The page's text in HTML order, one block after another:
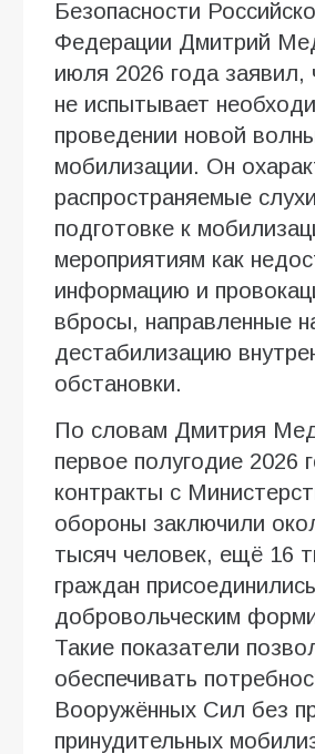
Безопасности
Федерации Дмитрий
июля 2026 года заявил,
не испытывает
проведении новой
мобилизации. Он
распространяемые
подготовке к
мероприятиям как
информацию и
вбросы, направленные
дестабилизацию
обстановки.
По словам Дмитрия
первое полугодие 2026
контракты с
обороны заключили
тысяч человек, ещё 16
граждан
добровольческим
Такие показатели
обеспечивать
Вооружённых Сил без
принудительных